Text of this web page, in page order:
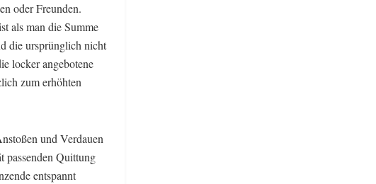
oder Freunden.
als man die Summe
die ursprünglich nicht
locker angebotene
zum erhöhten
und Verdauen
passenden Quittung
entspannt